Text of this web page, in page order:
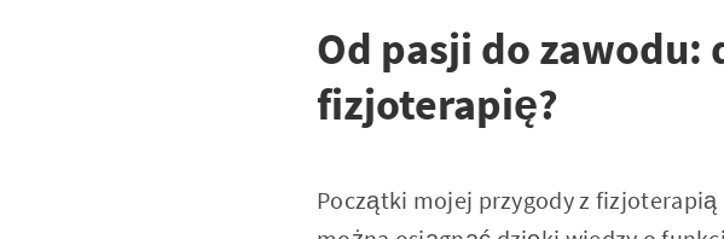
Od pasji do
fizjoterapię?
Początki mojej przygody z fizjoterapią